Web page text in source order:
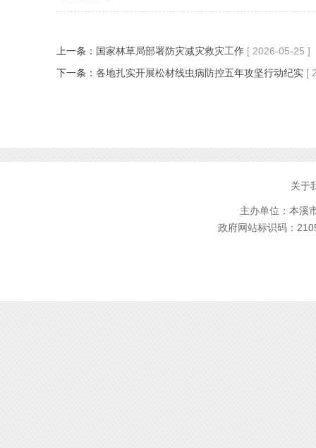
上一条： 国家林草局部署防灾减灾救灾工作 [ 2026-05-25 ]
下一条： 各地扎实开展松材线虫病防控五年攻坚行动纪实 [
关于
主办单位：本溪
政府网站标识码：